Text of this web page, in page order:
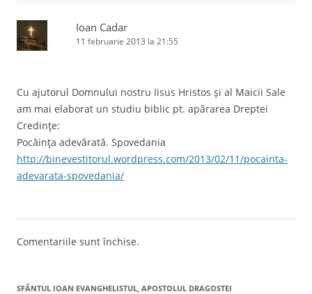
Ioan Cadar
11 februarie 2013 la 21:55
Cu ajutorul Domnului nostru Iisus Hristos şi al Maicii Sale
am mai elaborat un studiu biblic pt. apărarea Dreptei
Credinţe:
Pocăinţa adevărată. Spovedania
http://binevestitorul.wordpress.com/2013/02/11/pocainta-
adevarata-spovedania/
Comentariile sunt închise.
SFÂNTUL IOAN EVANGHELISTUL, APOSTOLUL DRAGOSTEI